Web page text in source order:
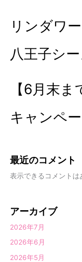
リンダワ
八王子シ
【6月末
キャンペ
最近のコメント
表示できるコメントは
アーカイブ
2026年7月
2026年6月
2026年5月